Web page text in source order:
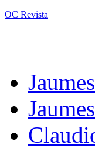
OC Revista